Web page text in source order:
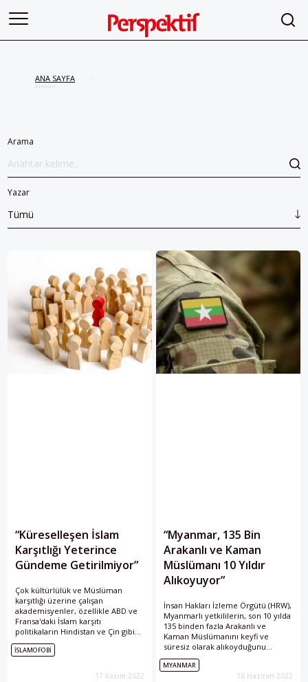
ANA SAYFA
Arakan
Arama
Yazar
Tümü
“Küreselleşen İslam
Karşıtlığı Yeterince
Gündeme Getirilmiyor”
Çok kültürlülük ve Müslüman
karşıtlığı üzerine çalışan
akademisyenler, özellikle ABD ve
Fransa'daki İslam karşıtı
politikaların Hindistan ve Çin gibi
ülkelerde de etkili olduğunu ve
İsrail'in politikalarına benzediğini
İSLAMOFOBI
17 Kasım 2022
“Myanmar, 135 Bin
Arakanlı ve Kaman
Müslümanı 10 Yıldır
Alıkoyuyor”
İnsan Hakları İzleme Örgütü (HRW),
Myanmarlı yetkililerin, son 10 yılda
135 binden fazla Arakanlı ve
Kaman Müslümanını keyfi ve
süresiz olarak alıkoyduğunu
bildirdi.
MYANMAR
16 Haziran 2022